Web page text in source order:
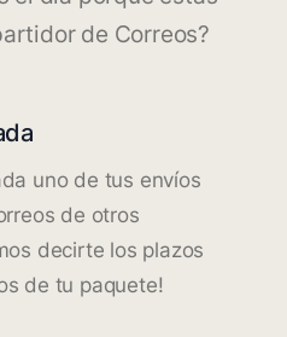
de Correos?
uno de tus envíos
de otros
decirte los plazos
de tu paquete!